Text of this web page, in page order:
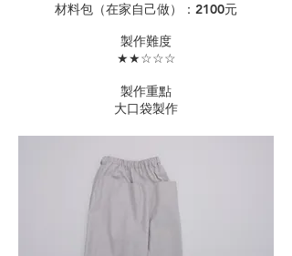
​​材料包（在家自己做）：2100元​
​製作難度
★★☆☆☆
製作重點
​大口袋製作